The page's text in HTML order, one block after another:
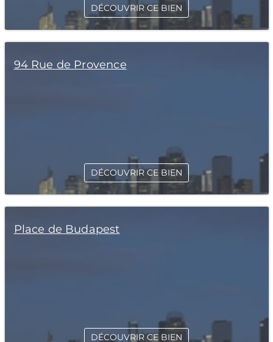
DÉCOUVRIR CE BIEN
94 Rue de Provence
DÉCOUVRIR CE BIEN
Place de Budapest
DÉCOUVRIR CE BIEN